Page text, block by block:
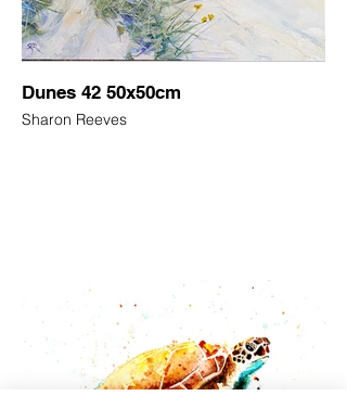
Dunes 42 50x50cm
Sharon Reeves